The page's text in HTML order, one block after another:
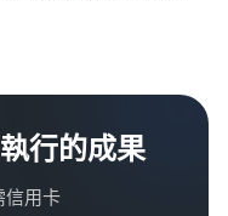
行的成果
信用卡